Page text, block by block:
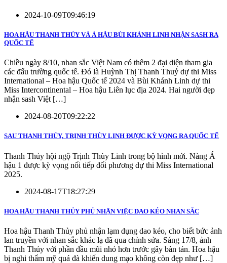
2024-10-09T09:46:19
HOA HẬU THANH THỦY VÀ Á HẬU BÙI KHÁNH LINH NHẬN SASH RA
QUỐC TẾ
Chiều ngày 8/10, nhan sắc Việt Nam có thêm 2 đại diện tham gia
các đấu trường quốc tế. Đó là Huỳnh Thị Thanh Thuỷ dự thi Miss
International – Hoa hậu Quốc tế 2024 và Bùi Khánh Linh dự thi
Miss Intercontinental – Hoa hậu Liên lục địa 2024. Hai người đẹp
nhận sash Việt […]
2024-08-20T09:22:22
SAU THANH THỦY, TRỊNH THÙY LINH ĐƯỢC KỲ VỌNG RA QUỐC TẾ
Thanh Thủy hội ngộ Trịnh Thùy Linh trong bộ hình mới. Nàng Á
hậu 1 được kỳ vọng nối tiếp đối phương dự thi Miss International
2025.
2024-08-17T18:27:29
HOA HẬU THANH THỦY PHỦ NHẬN VIỆC DAO KÉO NHAN SẮC
Hoa hậu Thanh Thủy phủ nhận lạm dụng dao kéo, cho biết bức ảnh
lan truyền với nhan sắc khác lạ đã qua chỉnh sửa. Sáng 17/8, ảnh
Thanh Thủy với phần đầu mũi nhỏ hơn trước gây bàn tán. Hoa hậu
bị nghi thẩm mỹ quá đà khiến dung mạo không còn đẹp như […]